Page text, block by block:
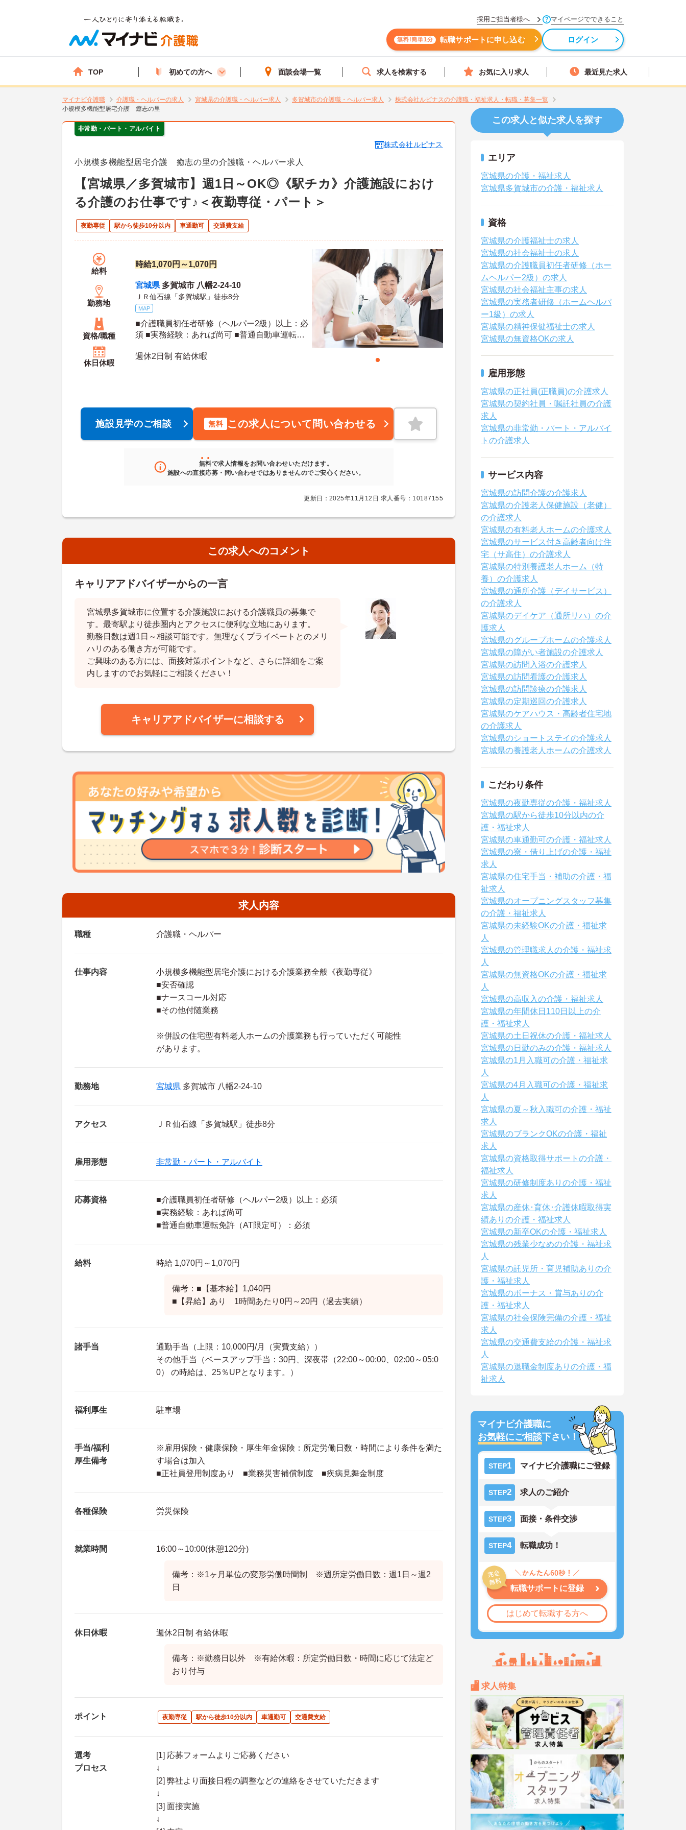
採用ご担当者様へ マイページでできること
無料!簡単1分 転職サポートに申し込む ログイン
TOP 初めての方へ 面談会場一覧 求人を検索する お気に入り求人 最近見た求人
マイナビ介護職 介護職・ヘルパーの求人 宮城県の介護職・ヘルパー求人 多賀城市の介護職・ヘルパー求人
株式会社ルピナスの介護職・福祉求人・転職・募集一覧
小規模多機能型居宅介護 癒志の里
非常勤・パート・アルバイト
株式会社ルピナス
小規模多機能型居宅介護 癒志の里の介護職・ヘルパー求人
【宮城県／多賀城市】週1日～OK◎《駅チカ》介護施設におけ
る介護のお仕事です♪＜夜勤専従・パート＞
夜勤専従 駅から徒歩10分以内 車通勤可 交通費支給
給料
時給1,070円～1,070円
勤務地
宮城県 多賀城市 八幡2-24-10
ＪＲ仙石線「多賀城駅」徒歩8分
MAP
資格/職種
■介護職員初任者研修（ヘルパー2級）以上：必
須 ■実務経験：あれば尚可 ■普通自動車運転免
休日休暇
週休2日制 有給休暇
施設見学のご相談 無料 この求人について問い合わせる
無料で求人情報をお問い合わせいただけます。
施設への直接応募・問い合わせではありませんのでご安心ください。
更新日：2025年11月12日 求人番号：10187155
この求人へのコメント
キャリアアドバイザーからの一言
宮城県多賀城市に位置する介護施設における介護職員の募集で
す。最寄駅より徒歩圏内とアクセスに便利な立地にあります。
勤務日数は週1日～相談可能です。無理なくプライベートとのメリ
ハリのある働き方が可能です。
ご興味のある方には、面接対策ポイントなど、さらに詳細をご案
内しますのでお気軽にご相談ください！
キャリアアドバイザーに相談する
求人内容
職種 介護職・ヘルパー
仕事内容
小規模多機能型居宅介護における介護業務全般《夜勤専従》
■安否確認
■ナースコール対応
■その他付随業務
※併設の住宅型有料老人ホームの介護業務も行っていただく可能性
があります。
勤務地 宮城県 多賀城市 八幡2-24-10
アクセス ＪＲ仙石線「多賀城駅」徒歩8分
雇用形態 非常勤・パート・アルバイト
応募資格
■介護職員初任者研修（ヘルパー2級）以上：必須
■実務経験：あれば尚可
■普通自動車運転免許（AT限定可）：必須
給料 時給 1,070円～1,070円
備考：■【基本給】1,040円
■【昇給】あり 1時間あたり0円～20円（過去実績）
諸手当
通勤手当（上限：10,000円/月（実費支給））
その他手当（ベースアップ手当：30円、深夜帯（22:00～00:00、02:00～05:0
0） の時給は、25％UPとなります。）
福利厚生 駐車場
手当/福利
厚生備考
※雇用保険・健康保険・厚生年金保険：所定労働日数・時間により条件を満た
す場合は加入
■正社員登用制度あり ■業務災害補償制度 ■疾病見舞金制度
各種保険 労災保険
就業時間 16:00～10:00(休憩120分)
備考：※1ヶ月単位の変形労働時間制 ※週所定労働日数：週1日～週2
日
休日休暇 週休2日制 有給休暇
備考：※勤務日以外 ※有給休暇：所定労働日数・時間に応じて法定ど
おり付与
ポイント 夜勤専従 駅から徒歩10分以内 車通勤可 交通費支給
選考
プロセス
[1] 応募フォームよりご応募ください
↓
[2] 弊社より面接日程の調整などの連絡をさせていただきます
↓
[3] 面接実施
↓
この求人と似た求人を探す
エリア
宮城県の介護・福祉求人
宮城県多賀城市の介護・福祉求人
資格
宮城県の介護福祉士の求人
宮城県の社会福祉士の求人
宮城県の介護職員初任者研修（ホー
ムヘルパー2級）の求人
宮城県の社会福祉主事の求人
宮城県の実務者研修（ホームヘルパ
ー1級）の求人
宮城県の精神保健福祉士の求人
宮城県の無資格OKの求人
雇用形態
宮城県の正社員(正職員)の介護求人
宮城県の契約社員・嘱託社員の介護
求人
宮城県の非常勤・パート・アルバイ
トの介護求人
サービス内容
宮城県の訪問介護の介護求人
宮城県の介護老人保健施設（老健）
の介護求人
宮城県の有料老人ホームの介護求人
宮城県のサービス付き高齢者向け住
宅（サ高住）の介護求人
宮城県の特別養護老人ホーム（特
養）の介護求人
宮城県の通所介護（デイサービス）
の介護求人
宮城県のデイケア（通所リハ）の介
護求人
宮城県のグループホームの介護求人
宮城県の障がい者施設の介護求人
宮城県の訪問入浴の介護求人
宮城県の訪問看護の介護求人
宮城県の訪問診療の介護求人
宮城県の定期巡回の介護求人
宮城県のケアハウス・高齢者住宅地
の介護求人
宮城県のショートステイの介護求人
宮城県の養護老人ホームの介護求人
こだわり条件
宮城県の夜勤専従の介護・福祉求人
宮城県の駅から徒歩10分以内の介
護・福祉求人
宮城県の車通勤可の介護・福祉求人
宮城県の寮・借り上げの介護・福祉
求人
宮城県の住宅手当・補助の介護・福
祉求人
宮城県のオープニングスタッフ募集
の介護・福祉求人
宮城県の未経験OKの介護・福祉求
人
宮城県の管理職求人の介護・福祉求
人
宮城県の無資格OKの介護・福祉求
人
宮城県の高収入の介護・福祉求人
宮城県の年間休日110日以上の介
護・福祉求人
宮城県の土日祝休の介護・福祉求人
宮城県の日勤のみの介護・福祉求人
宮城県の1月入職可の介護・福祉求
人
宮城県の4月入職可の介護・福祉求
人
宮城県の夏～秋入職可の介護・福祉
求人
宮城県のブランクOKの介護・福祉
求人
宮城県の資格取得サポートの介護・
福祉求人
宮城県の研修制度ありの介護・福祉
求人
宮城県の産休･育休･介護休暇取得実
績ありの介護・福祉求人
宮城県の新卒OKの介護・福祉求人
宮城県の残業少なめの介護・福祉求
人
宮城県の託児所・育児補助ありの介
護・福祉求人
宮城県のボーナス・賞与ありの介
護・福祉求人
宮城県の社会保険完備の介護・福祉
求人
宮城県の交通費支給の介護・福祉求
人
宮城県の退職金制度ありの介護・福
祉求人
マイナビ介護職に
お気軽にご相談下さい！
STEP1 マイナビ介護職にご登録
STEP2 求人のご紹介
STEP3 面接・条件交渉
STEP4 転職成功！
転職サポートに登録
はじめて転職する方へ
求人特集